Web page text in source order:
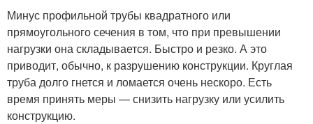
Минус профильной трубы квадратного или
прямоугольного сечения в том, что при превышении
нагрузки она складывается. Быстро и резко. А это
приводит, обычно, к разрушению конструкции. Круглая
труба долго гнется и ломается очень нескоро. Есть
время принять меры — снизить нагрузку или усилить
конструкцию.